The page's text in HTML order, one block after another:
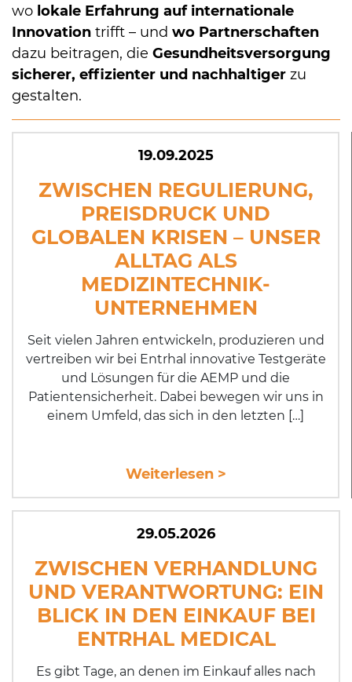
wo lokale Erfahrung auf internationale
Innovation trifft – und wo Partnerschaften
dazu beitragen, die Gesundheitsversorgung
sicherer, effizienter und nachhaltiger zu
gestalten.
ZWISCHEN REGULIERUNG,
PREISDRUCK UND
GLOBALEN KRISEN – UNSER
ALLTAG ALS
MEDIZINTECHNIK-
UNTERNEHMEN
19.09.2025
Seit vielen Jahren entwickeln, produzieren und
vertreiben wir bei Entrhal innovative Test­ge­rä­te
und Lösungen für die AEMP und die
Patientensicherheit. Dabei bewegen wir uns in
einem Umfeld, das sich in den letzten […]
Weiterlesen >
ZWISCHEN VERHANDLUNG
UND VER­AN­TWOR­TUNG: EIN
BLICK IN DEN EINKAUF BEI
ENTRHAL MEDICAL
29.05.2026
Es gibt Tage, an denen im Einkauf alles nach